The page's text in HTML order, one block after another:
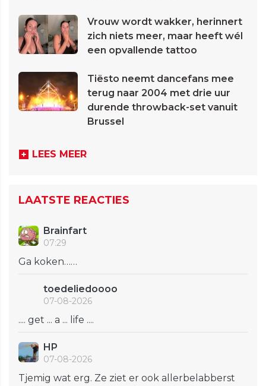
Vrouw wordt wakker, herinnert
zich niets meer, maar heeft wél
een opvallende tattoo
Tiësto neemt dancefans mee
terug naar 2004 met drie uur
durende throwback-set vanuit
Brussel
LEES MEER
LAATSTE REACTIES
Brainfart
07:29
Ga koken……
toedeliedoooo
07-08-2026
.... get ... a ... life ....
HP
07-08-2026
Tjemig wat erg. Ze ziet er ook allerbelabberst